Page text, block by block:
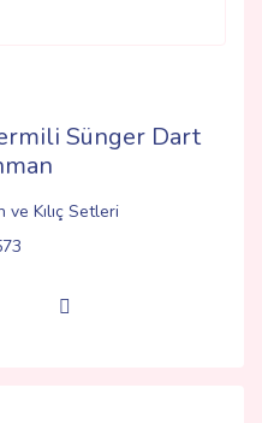
Sünger Dart
ve Kılıç Setleri